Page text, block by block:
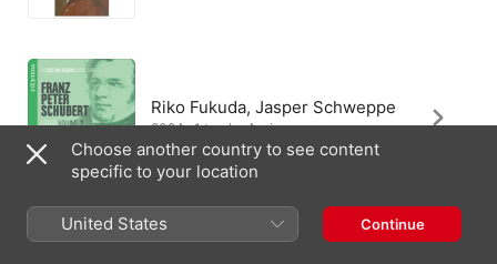
Riko Fukuda, Jasper Schweppe
2024 · 1 track · 4 min
Dietrich Fischer-Dieskau, Gerald
Choose another country to see content
specific to your location
United States Continue